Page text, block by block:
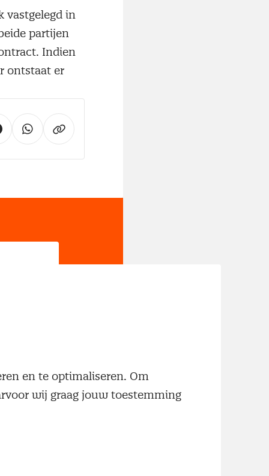
vastgelegd in
partijen
Indien
ontstaat er
en te optimaliseren. Om
wij graag jouw toestemming